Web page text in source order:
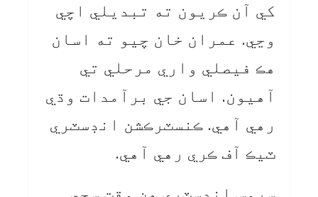
کي آن ڪريون ته تبديلي اچي
وڃي. عمران خان چيو ته اسان
هڪ فيصلي واري مرحلي تي
آهيون. اسان جي برآمدات وڌي
رهي آهي. ڪنسٽرڪشن انڊسٽري
ٽيڪ آف ڪري رهي آهي.